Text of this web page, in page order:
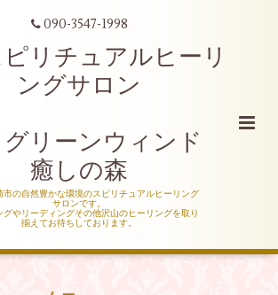
090-3547-1998
チュアルヒーリ
ングサロン
ーンウィンド
癒しの森
市の自然豊かな環境のスピリチュアルヒーリング
サロンです。
グやリーディングその他沢山のヒーリングを取り
揃えてお待ちしております。